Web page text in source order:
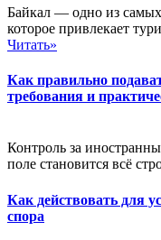
Байкал — одно из
которое привлекает
Читать»
Как правильно
требования и
Контроль за
поле становится всё
Как действовать для
спора